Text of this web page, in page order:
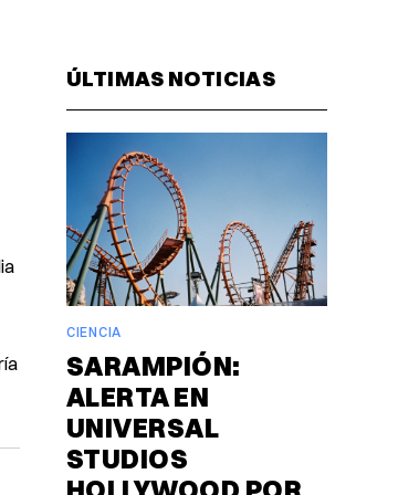
ÚLTIMAS NOTICIAS
CIENCIA
SARAMPIÓN:
ALERTA EN
UNIVERSAL
STUDIOS